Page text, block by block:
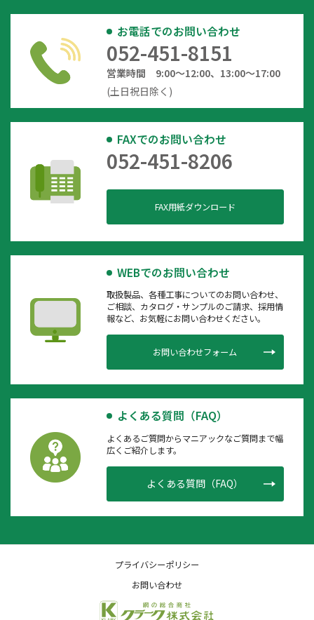
お電話でのお問い合わせ
052-451-8151
営業時間 9:00～12:00、13:00～17:00
(土日祝日除く)
FAXでのお問い合わせ
052-451-8206
FAX用紙ダウンロード
WEBでのお問い合わせ
取扱製品、各種工事についてのお問い合わせ、
ご相談、カタログ・サンプルのご請求、採用情
報など、お気軽にお問い合わせください。
お問い合わせフォーム
よくある質問（FAQ）
よくあるご質問からマニアックなご質問まで幅
広くご紹介します。
よくある質問（FAQ）
プライバシーポリシー
お問い合わせ